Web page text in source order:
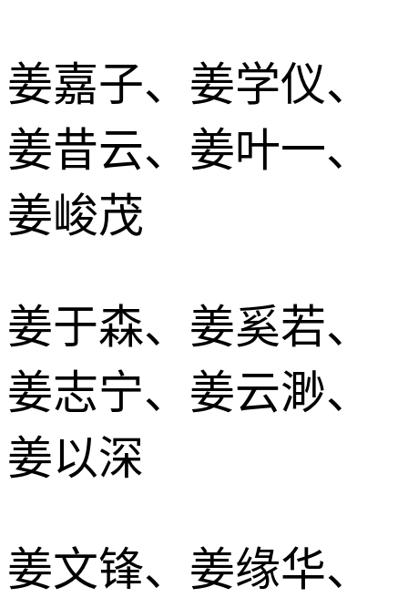
姜嘉子、姜学仪、
姜昔云、姜叶一、
姜峻茂
姜于森、姜奚若、
姜志宁、姜云渺、
姜以深
姜文锋、姜缘华、